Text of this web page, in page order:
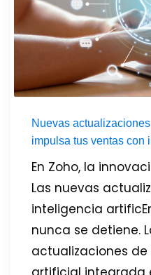
Nuevas
impulsa tus ventas con
En Zoho, la
Las nuevas
inteligencia
nunca se detiene.
actualizaciones de